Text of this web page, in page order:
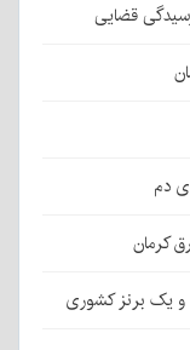
قضایی
دم
کرمان
یک برنز کشوری